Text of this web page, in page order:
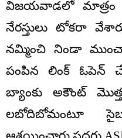
విజయవాడలో మాత్రం
నేరస్తులు టోకరా
నమ్మించి నిండా
పంపిన లింక్ ఓపెన్
బ్యాంకు అకౌంట్
లబోదిబోమంటూ